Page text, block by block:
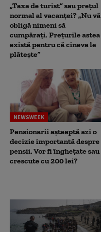
„Taxa de turist” sau prețul
normal al vacanței? „Nu vă
obligă nimeni să
cumpărați. Prețurile astea
există pentru că cineva le
plătește”
NEWSWEEK
Pensionarii așteaptă azi o
decizie importantă despre
pensii. Vor fi înghețate sau
crescute cu 200 lei?